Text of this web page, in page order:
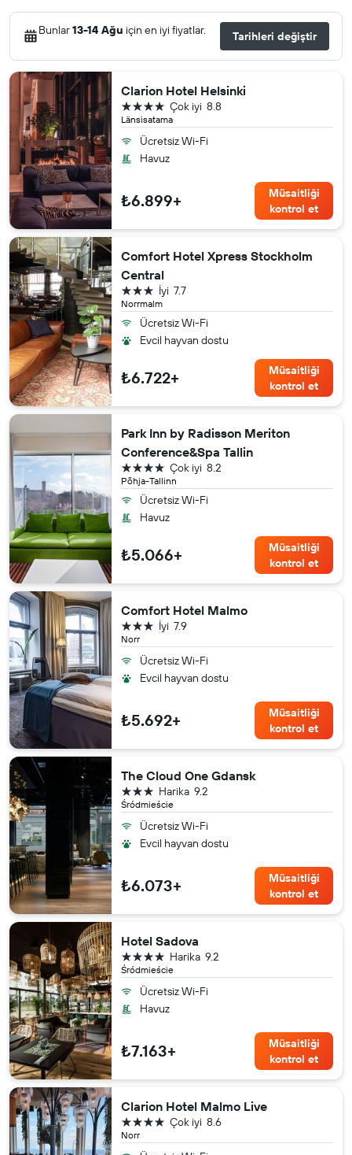
Bunlar13-14 Ağu için en iyi fiyatlar. Tarihleri değiştir
Clarion Hotel Helsinki
Länsisatama
8.8
Çok iyi
4 yıldız
Ücretsiz Wi-Fi
Havuz
₺6.899+
Müsaitliği
kontrol et
Comfort Hotel Xpress Stockholm
Central
Norrmalm
7.7
İyi
3 yıldız
Ücretsiz Wi-Fi
Evcil hayvan dostu
₺6.722+
Müsaitliği
kontrol et
Park Inn by Radisson Meriton
Conference&Spa Tallin
Põhja-Tallinn
8.2
Çok iyi
4 yıldız
Ücretsiz Wi-Fi
Havuz
₺5.066+
Müsaitliği
kontrol et
Comfort Hotel Malmo
Norr
7.9
İyi
3 yıldız
Ücretsiz Wi-Fi
Evcil hayvan dostu
₺5.692+
Müsaitliği
kontrol et
The Cloud One Gdansk
Śródmieście
9.2
Harika
3 yıldız
Ücretsiz Wi-Fi
Evcil hayvan dostu
₺6.073+
Müsaitliği
kontrol et
Hotel Sadova
Śródmieście
9.2
Harika
4 yıldız
Ücretsiz Wi-Fi
Havuz
₺7.163+
Müsaitliği
kontrol et
Clarion Hotel Malmo Live
Norr
8.6
Çok iyi
4 yıldız